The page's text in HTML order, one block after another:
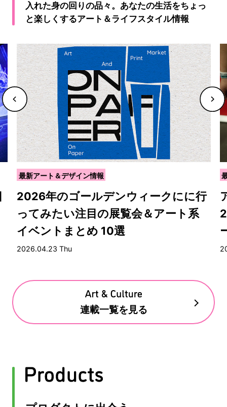
入れた身の回りの品々。あなたの生活をちょっ
と楽しくするアート＆ライフスタイル情報
最新アート＆デザイン情報
2026年のゴールデンウィークにに行
ってみたい注目の展覧会＆アート系
イベントまとめ 10選
2026.04.23 Thu
連載一覧を見る